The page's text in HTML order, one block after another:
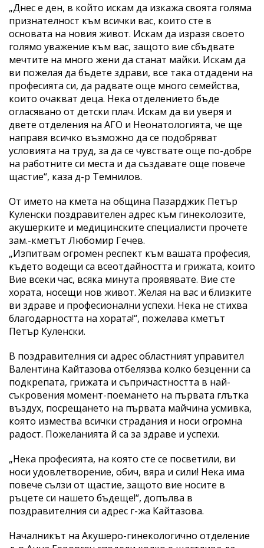
„Днес е ден, в който искам да изкажа своята голяма
признателност към всички вас, които сте в
основата на новия живот. Искам да изразя своето
голямо уважение към вас, защото вие сбъдвате
мечтите на много жени да станат майки. Искам да
ви пожелая да бъдете здрави, все така отдадени на
професията си, да радвате още много семейства,
които очакват деца. Нека отделението бъде
огласявано от детски плач. Искам да ви уверя и
двете отделения на АГО и Неонатологията, че ще
направя всичко възможно да се подобряват
условията на труд, за да се чувствате още по-добре
на работните си места и да създавате още повече
щастие“, каза д-р Темнилов.
От името на кмета на община Пазарджик Петър
Куленски поздравителен адрес към гинеколозите,
акушерките и медицинските специалисти прочете
зам.-кметът Любомир Гечев.
„Изпитвам огромен респект към вашата професия,
където водещи са всеотдайността и грижата, които
Вие всеки час, всяка минута проявявате. Вие сте
хората, носещи нов живот. Желая на вас и близките
ви здраве и професионални успехи. Нека не стихва
благодарността на хората!“, пожелава кметът
Петър Куленски.
В поздравителния си адрес областният управител
Валентина Кайтазова отбелязва колко безценни са
подкрепата, грижата и съпричастността в най-
съкровения момент-поемането на първата глътка
въздух, посрещането на първата майчина усмивка,
която измества всички страдания и носи огромна
радост. Пожеланията й са за здраве и успехи.
„Нека професията, на която сте се посветили, ви
носи удовлетворение, обич, вяра и сили! Нека има
повече сълзи от щастие, защото вие носите в
ръцете си нашето бъдеще!“, допълва в
поздравителния си адрес г-жа Кайтазова.
Началникът на Акушеро-гинекологично отделение